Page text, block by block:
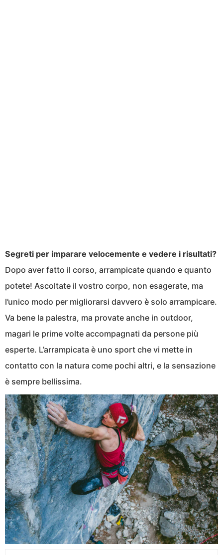
Segreti per imparare velocemente e vedere i risultati?
Dopo aver fatto il corso, arrampicate quando e quanto
potete! Ascoltate il vostro corpo, non esagerate, ma
l’unico modo per migliorarsi davvero è solo arrampicare.
Va bene la palestra, ma provate anche in outdoor,
magari le prime volte accompagnati da persone più
esperte. L’arrampicata è uno sport che vi mette in
contatto con la natura come pochi altri, e la sensazione
è sempre bellissima.